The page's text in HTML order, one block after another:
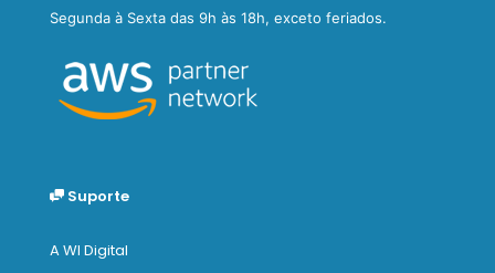
Segunda à Sexta das 9h às 18h, exceto feriados.
Suporte
A WI Digital